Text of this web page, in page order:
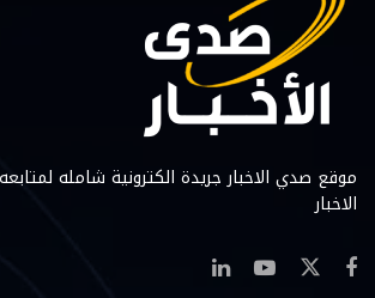
موقع صدي الاخبار جريدة الكترونية شامله
الاخبار